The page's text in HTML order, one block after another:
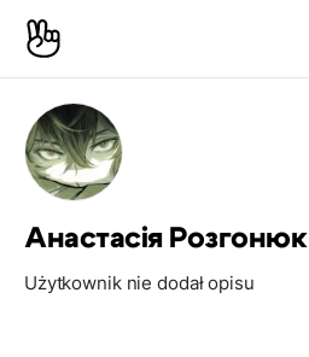
Анастасія Розгонюк
Użytkownik nie dodał opisu